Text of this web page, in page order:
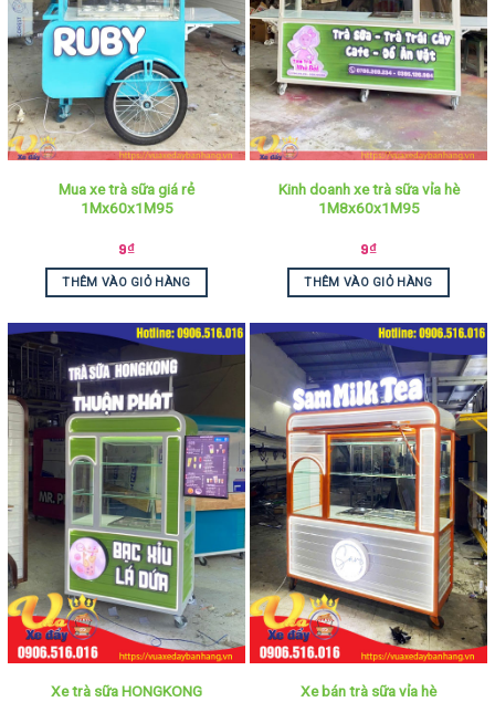
Mua xe trà sữa giá rẻ
1Mx60x1M95
9₫
THÊM VÀO GIỎ HÀNG
Kinh doanh xe trà sữa vỉa hè
1M8x60x1M95
9₫
THÊM VÀO GIỎ HÀNG
Xe trà sữa HONGKONG
Xe bán trà sữa vỉa hè